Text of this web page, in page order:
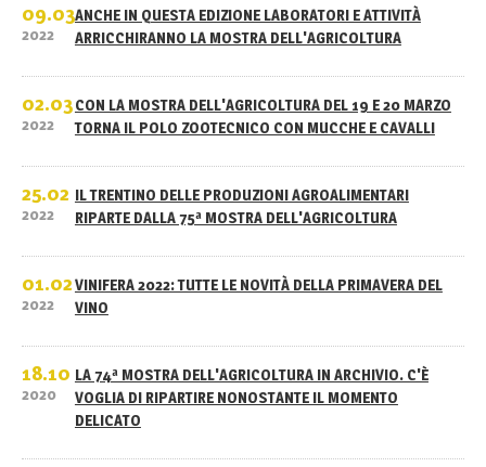
09.03
2022
ANCHE IN QUESTA EDIZIONE LABORATORI E ATTIVITÀ
ARRICCHIRANNO LA MOSTRA DELL'AGRICOLTURA
02.03
2022
CON LA MOSTRA DELL'AGRICOLTURA DEL 19 E 20 MARZO
TORNA IL POLO ZOOTECNICO CON MUCCHE E CAVALLI
25.02
2022
IL TRENTINO DELLE PRODUZIONI AGROALIMENTARI
RIPARTE DALLA 75ª MOSTRA DELL'AGRICOLTURA
01.02
2022
VINIFERA 2022: TUTTE LE NOVITÀ DELLA PRIMAVERA DEL
VINO
18.10
2020
LA 74ª MOSTRA DELL'AGRICOLTURA IN ARCHIVIO. C'È
VOGLIA DI RIPARTIRE NONOSTANTE IL MOMENTO
DELICATO